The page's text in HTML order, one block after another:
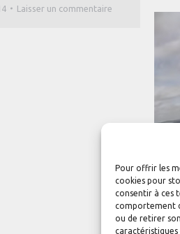
Pour offrir les
cookies pour
consentir à ces
comportement
ou de retirer
Laisser un commentaire